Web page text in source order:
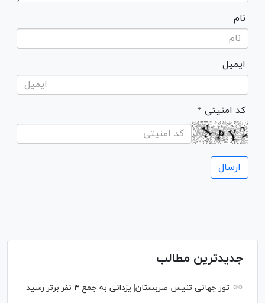
نام
ایمیل
* کد امنیتی
جدیدترین مطالب
تور جهانی تنیس صربستان| یزدانی به جمع ۴ نفر برتر رسید